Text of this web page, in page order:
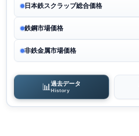
日本鉄スクラップ総合価格
鉄鋼市場価格
非鉄金属市場価格
📊過去データ
History